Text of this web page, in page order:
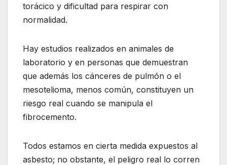
torácico y dificultad para respirar con
normalidad.
Hay estudios realizados en animales de
laboratorio y en personas que demuestran
que además los cánceres de pulmón o el
mesotelioma, menos común, constituyen un
riesgo real cuando se manipula el
fibrocemento.
Todos estamos en cierta medida expuestos al
asbesto; no obstante, el peligro real lo corren